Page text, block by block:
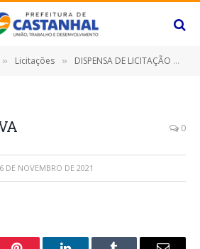
» Licitações » DISPENSA DE LICITAÇÃO Nº 030/2021 (LOCAÇÃO DE IMÓVEL DESTINADO AO FUNCIONAMENTO DO CENTRO DE ACOLHIMENTO MUNICIPAL PARA CRIANÇAS E ADOLESCENTES “ALZIRA CELY CARDOSO” – CEAMCA)
0
DE NOVEMBRO DE 2021